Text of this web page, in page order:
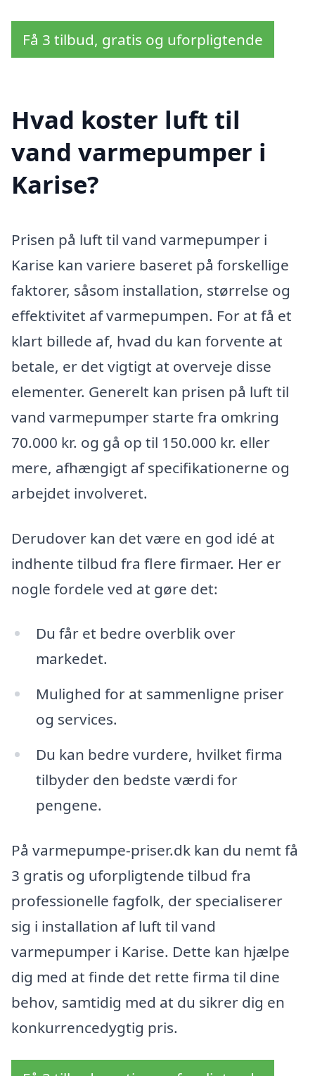
Få 3 tilbud, gratis og uforpligtende
Hvad koster luft til
vand varmepumper i
Karise?
Prisen på luft til vand varmepumper i
Karise kan variere baseret på forskellige
faktorer, såsom installation, størrelse og
effektivitet af varmepumpen. For at få et
klart billede af, hvad du kan forvente at
betale, er det vigtigt at overveje disse
elementer. Generelt kan prisen på luft til
vand varmepumper starte fra omkring
70.000 kr. og gå op til 150.000 kr. eller
mere, afhængigt af specifikationerne og
arbejdet involveret.
Derudover kan det være en god idé at
indhente tilbud fra flere firmaer. Her er
nogle fordele ved at gøre det:
Du får et bedre overblik over
markedet.
Mulighed for at sammenligne priser
og services.
Du kan bedre vurdere, hvilket firma
tilbyder den bedste værdi for
pengene.
På varmepumpe-priser.dk kan du nemt få
3 gratis og uforpligtende tilbud fra
professionelle fagfolk, der specialiserer
sig i installation af luft til vand
varmepumper i Karise. Dette kan hjælpe
dig med at finde det rette firma til dine
behov, samtidig med at du sikrer dig en
konkurrencedygtig pris.